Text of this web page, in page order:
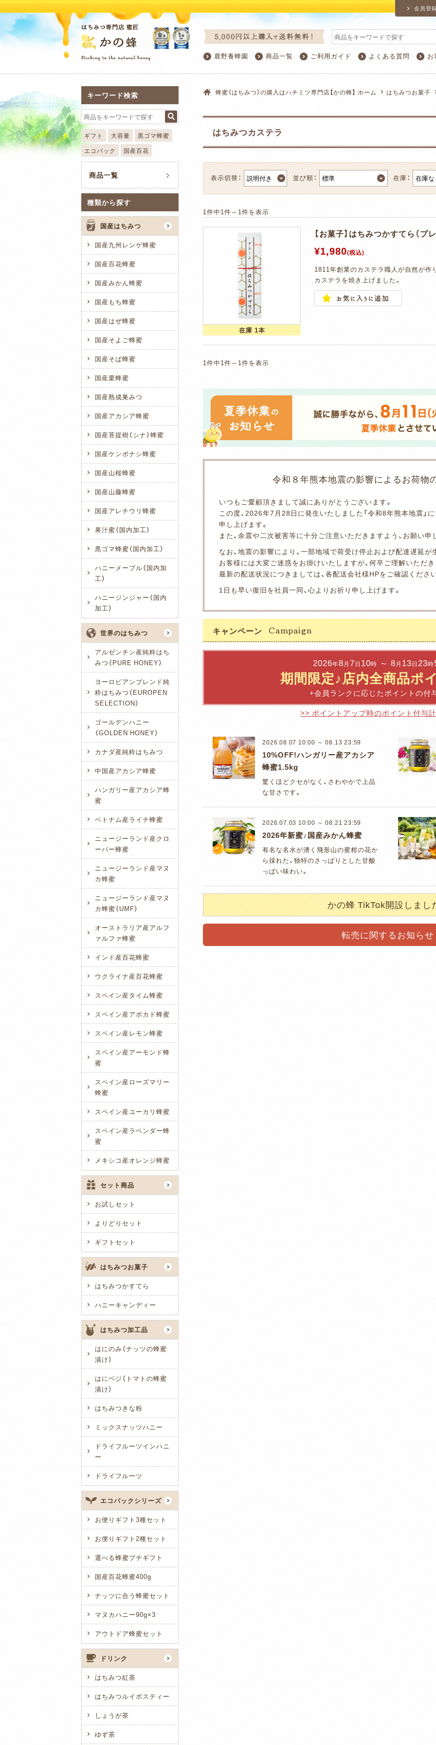
鹿野養蜂園 商品一覧 ご利用ガイド よくある質問 お
会員登
蜂蜜（はちみつ）の購入はハチミツ専門店【かの蜂】 ホーム はちみつお菓子
はちみつカステラ
表示切替： 並び順： 在庫：
1件中1件～1件を表示
在庫 1本
【お菓子】はちみつかすてら（プ
¥1,980(税込)
1811年創業のカステラ職人が自然が作
カステラを焼き上げました。
1件中1件～1件を表示
令和８年熊本地震の影響によるお荷物
いつもご愛顧頂きまして誠にありがとうございます。
この度、2026年7月28日に発生いたしました「令和8年熊本地震」
申し上げます。
また、余震や二次被害等に十分ご注意いただきますよう、お願い申
なお、地震の影響により、一部地域で荷受け停止および配達遅延が
お客様には大変ご迷惑をお掛けいたしますが、何卒ご理解いただ
最新の配送状況につきましては、各配送会社様HPをご確認くださ
1日も早い復旧を社員一同、心よりお祈り申し上げます。
キャンペーン
2026年8月7日 10時 ～ 8月 13日23時
期間限定♪店内全商品ポ
+会員ランクに応じたポイントの付
>> ポイントアップ時のポイント付与
2026.08.07 10:00 ～ 08.13 23:59
10%OFF!ハンガリー産アカシア
蜂蜜1.5kg
驚くほどクセがなく、さわやかで上品
な甘さです。
2026.07.03 10:00 ～ 08.21 23:59
2026年新蜜♪国産みかん蜂蜜
有名な名水が湧く飛形山の蜜柑の花か
ら採れた、独特のさっぱりとした甘酸
っぱい味わい。
かの蜂 TikTok開設しまし
転売に関するお知らせ
キーワード検索
ギフト 大容量
黒ゴマ蜂蜜
エコパック
国産百花
商品一覧
種類から探す
国産はちみつ
国産九州レンゲ蜂蜜
国産百花蜂蜜
国産みかん蜂蜜
国産もち蜂蜜
国産はぜ蜂蜜
国産そよご蜂蜜
国産そば蜂蜜
国産栗蜂蜜
国産熟成巣みつ
国産アカシア蜂蜜
国産菩提樹（シナ）蜂蜜
国産ケンポナシ蜂蜜
国産山桜蜂蜜
国産山藤蜂蜜
国産アレチウリ蜂蜜
果汁蜜（国内加工）
黒ゴマ蜂蜜（国内加工）
ハニーメープル（国内加
工）
ハニージンジャー（国内
加工）
世界のはちみつ
アルゼンチン産純粋はち
みつ（PURE HONEY）
ヨーロピアンブレンド純
粋はちみつ（EUROPEN
SELECTION）
ゴールデンハニー
（GOLDEN HONEY）
カナダ産純粋はちみつ
中国産アカシア蜂蜜
ハンガリー産アカシア蜂
蜜
ベトナム産ライチ蜂蜜
ニュージーランド産クロ
ーバー蜂蜜
ニュージーランド産マヌ
カ蜂蜜
ニュージーランド産マヌ
カ蜂蜜（UMF）
オーストラリア産アルフ
ァルファ蜂蜜
インド産百花蜂蜜
ウクライナ産百花蜂蜜
スペイン産タイム蜂蜜
スペイン産アボカド蜂蜜
スペイン産レモン蜂蜜
スペイン産アーモンド蜂
蜜
スペイン産ローズマリー
蜂蜜
スペイン産ユーカリ蜂蜜
スペイン産ラベンダー蜂
蜜
メキシコ産オレンジ蜂蜜
セット商品
お試しセット
よりどりセット
ギフトセット
はちみつお菓子
はちみつかすてら
ハニーキャンディー
はちみつ加工品
はにのみ（ナッツの蜂蜜
漬け）
はにベジ（トマトの蜂蜜
漬け）
はちみつきな粉
ミックスナッツハニー
ドライフルーツインハニ
ー
ドライフルーツ
エコパックシリーズ
お便りギフト3種セット
お便りギフト2種セット
選べる蜂蜜プチギフト
国産百花蜂蜜400g
ナッツに合う蜂蜜セット
マヌカハニー90g×3
アウトドア蜂蜜セット
ドリンク
はちみつ紅茶
はちみつルイボスティー
しょうが茶
ゆず茶